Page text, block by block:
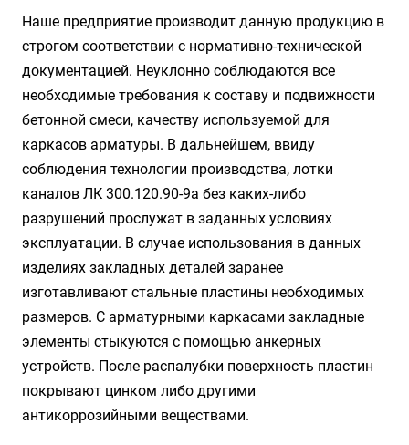
Наше предприятие производит данную продукцию в
строгом соответствии с нормативно-технической
документацией. Неуклонно соблюдаются все
необходимые требования к составу и подвижности
бетонной смеси, качеству используемой для
каркасов арматуры. В дальнейшем, ввиду
соблюдения технологии производства, лотки
каналов ЛК 300.120.90-9а без каких-либо
разрушений прослужат в заданных условиях
эксплуатации. В случае использования в данных
изделиях закладных деталей заранее
изготавливают стальные пластины необходимых
размеров. С арматурными каркасами закладные
элементы стыкуются с помощью анкерных
устройств. После распалубки поверхность пластин
покрывают цинком либо другими
антикоррозийными веществами.